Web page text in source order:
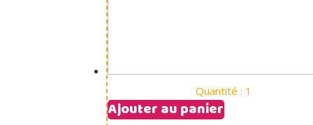
Quantité : 1
Ajouter au panier